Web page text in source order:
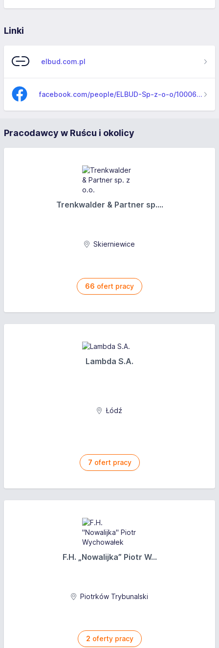
Linki
elbud.com.pl
facebook.com/people/ELBUD-Sp-z-o-o/100063685505693
Pracodawcy w Ruścu i okolicy
Trenkwalder & Partner sp....
Skierniewice
66 ofert pracy
Lambda S.A.
Łódź
7 ofert pracy
F.H. „Nowalijka” Piotr W...
Piotrków Trybunalski
2 oferty pracy